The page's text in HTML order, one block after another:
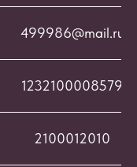
499986@mail.ru
1232100008579
2100012010